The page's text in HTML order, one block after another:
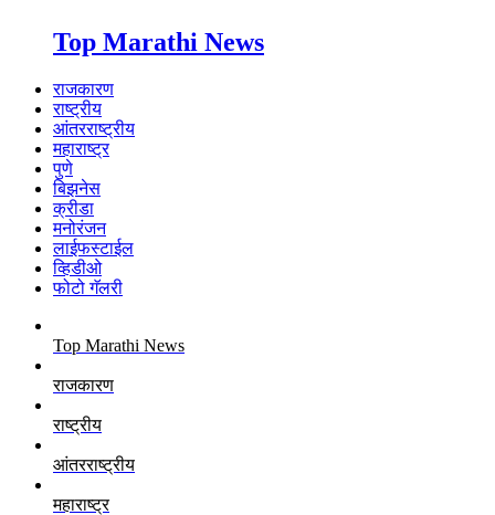
Top Marathi News
राजकारण
राष्ट्रीय
आंतरराष्ट्रीय
महाराष्ट्र
पुणे
बिझनेस
क्रीडा
मनोरंजन
लाईफस्टाईल
व्हिडीओ
फोटो गॅलरी
Top Marathi News
राजकारण
राष्ट्रीय
आंतरराष्ट्रीय
महाराष्ट्र